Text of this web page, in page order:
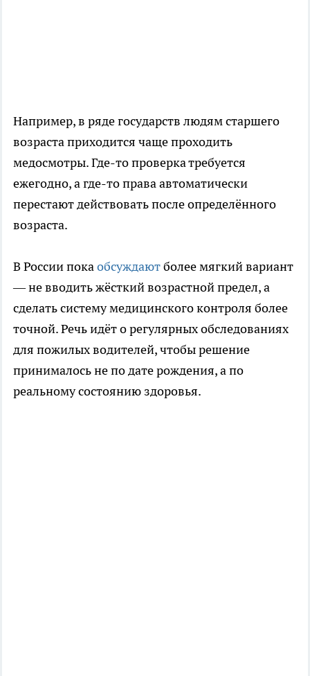
Например, в ряде государств людям старшего
возраста приходится чаще проходить
медосмотры. Где-то проверка требуется
ежегодно, а где-то права автоматически
перестают действовать после определённого
возраста.
В России покаобсуждаютболее мягкий вариант
— не вводить жёсткий возрастной предел, а
сделать систему медицинского контроля более
точной. Речь идёт о регулярных обследованиях
для пожилых водителей, чтобы решение
принималось не по дате рождения, а по
реальному состоянию здоровья.